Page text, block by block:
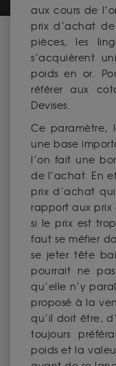
aux cours de
prix d’achat
pièces, les
s’acquièrent
poids en or.
référer aux
Devises.
Ce paramètre,
une base
l’on fait une
de l’achat. En
prix d’achat
rapport aux prix
si le prix est
faut se méfier
se jeter tête
pourrait ne
qu’elle n’y
proposé à la
qu’il doit être,
toujours
poids et la